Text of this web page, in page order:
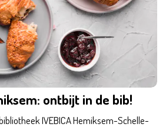
ontbijt in de bib!
IVEBICA Hemiksem-Schelle-